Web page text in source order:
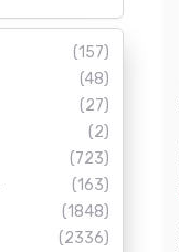
(157)
(48)
(27)
(2)
(723)
(163)
(1848)
(2336)